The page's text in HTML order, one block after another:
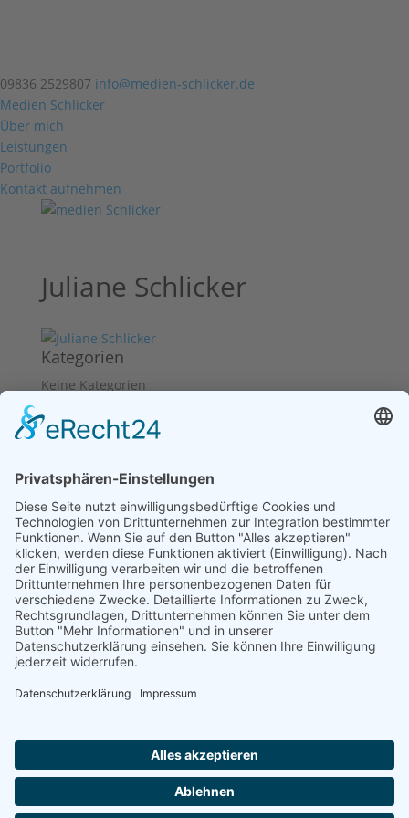
09836 2529807 info@medien-schlicker.de
Medien Schlicker
Über mich
Leistungen
Portfolio
Kontakt aufnehmen
Juliane Schlicker
Kategorien
Keine Kategorien
Geschäftszeiten: Flexibilität
Je nach Kundenwunsch biete ich flexibel
(Beratungs-)Termine an. Daher habe ich keine festen
Büro- oder Telefonzeiten. Gerne können Sie mir
jederzeit eine E-Mail schreiben oder eine Nachricht
auf dem Anrufbeantworter hinterlassen. Ich melde
mich so bald wie möglich bei Ihnen zurück.
Vielen Dank für Ihr Verständnis.
Medien Schlicker
Obermögersheim 16a
Telefon: 09836 2529807
Mail:info@medien-schlicker.de
https://medien-schlicker.de